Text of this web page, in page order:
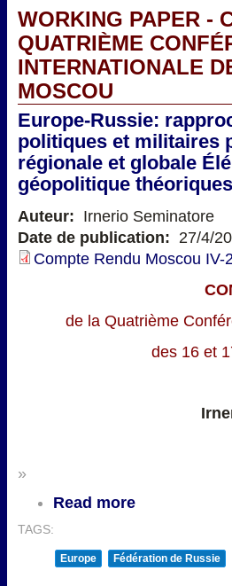
WORKING PAPER -
QUATRIÈME
INTERNATIONALE
MOSCOU
Europe-Russie:
politiques et militaires
régionale et globale
géopolitique théoriques
Auteur: Irnerio Seminatore
Date de publication: 27/4/
Compte Rendu Moscou IV-
de la Quatrième
des 16 et
»
Read more
TAGS:
Europe Fédération de Russie